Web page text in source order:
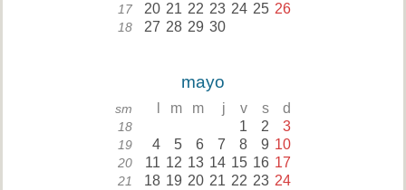
17 20 21 22 23 24 25 26
18 27 28 29 30
mayo
sm m m j v s d
18 1 2 3
19 4 5 6 7 8 9 10
20 11 12 13 14 15 16 17
21 18 19 20 21 22 23 24